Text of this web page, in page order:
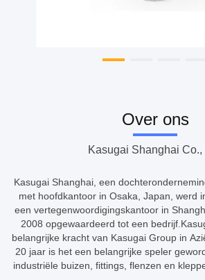
Over ons
Kasugai Shanghai Co.,
Kasugai Shanghai, een
met hoofdkantoor in Osaka, Japan, werd
een vertegenwoordigingskantoor in
2008 opgewaardeerd tot een
belangrijke kracht van Kasugai Group in
20 jaar is het een belangrijke speler
industriële buizen, fittings, flenzen en